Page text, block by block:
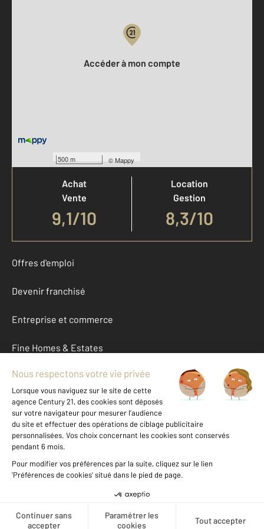
Créer une alerte
500 m ©Mappy
Accéder à mon compte
Votre agence est notée
Achat
Vente
9,1/10
Location
Gestion
8,3/10
Offres d'emploi
Devenir franchisé
Entreprise et commerce
Fine Homes & Estates
À propos
International
Nous contacter
Données personnelles
Gestionnaire des cookies